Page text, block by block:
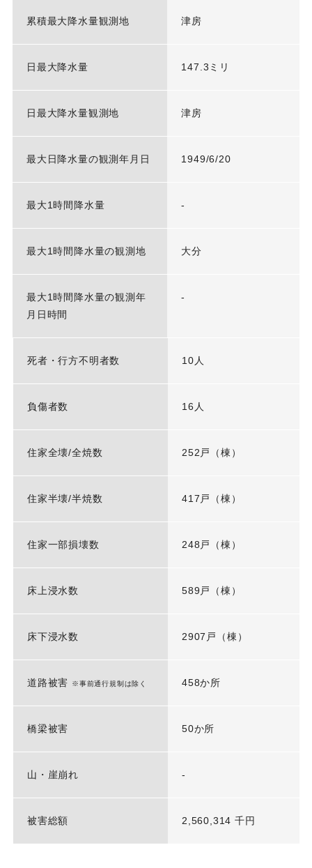
累積最大降水量観測地 津房
日最大降水量 147.3ミリ
日最大降水量観測地 津房
最大日降水量の観測年月日 1949/6/20
最大1時間降水量 -
最大1時間降水量の観測地 大分
最大1時間降水量の観測年
月日時間
-
死者・行方不明者数 10人
負傷者数 16人
住家全壊/全焼数 252戸（棟）
住家半壊/半焼数 417戸（棟）
住家一部損壊数 248戸（棟）
床上浸水数 589戸（棟）
床下浸水数 2907戸（棟）
道路被害 ※事前通行規制は除く 458か所
橋梁被害 50か所
山・崖崩れ -
被害総額 2,560,314 千円